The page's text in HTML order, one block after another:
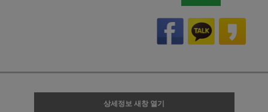
상세정보 새창 열기